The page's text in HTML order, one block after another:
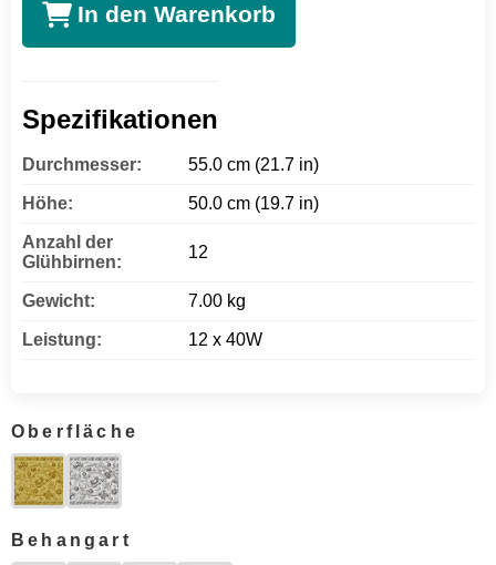
In den Warenkorb
Spezifikationen
Durchmesser: 55.0 cm (21.7 in)
Höhe: 50.0 cm (19.7 in)
Anzahl der
Glühbirnen:
12
Gewicht: 7.00 kg
Leistung: 12 x 40W
Oberfläche
Behangart